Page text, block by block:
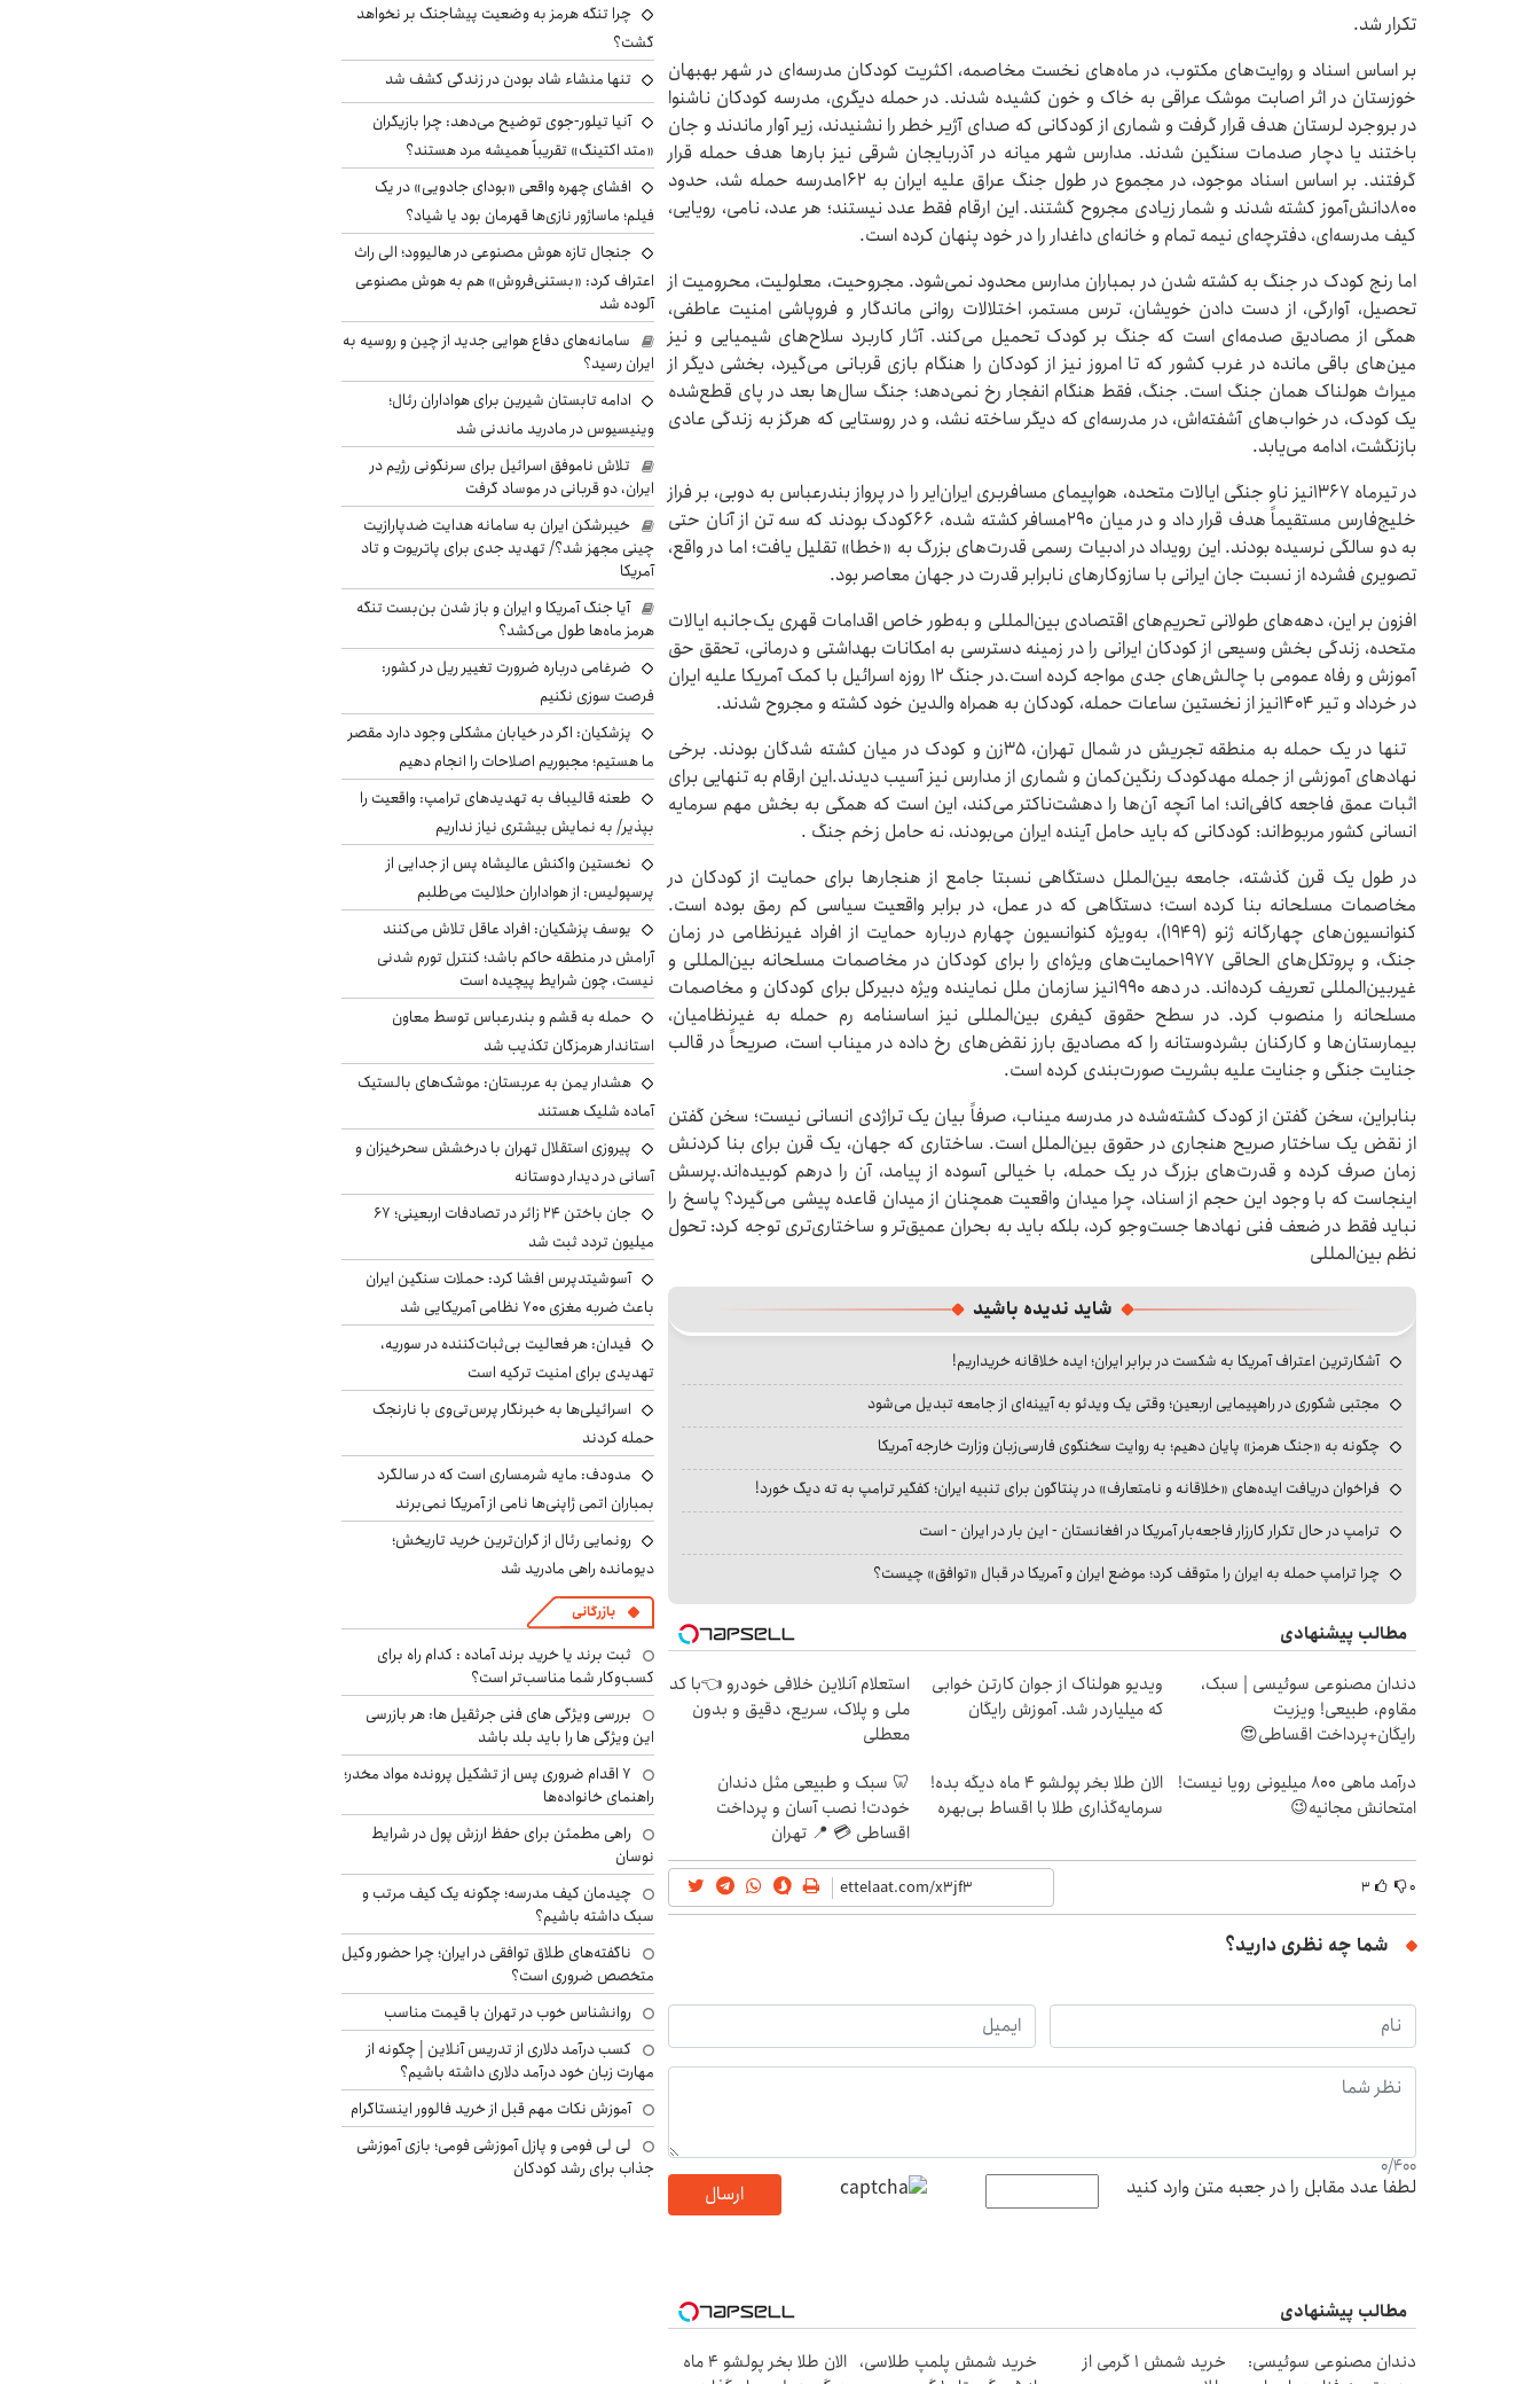
تکرار شد.
بر اساس اسناد و روایت‌های مکتوب، در ماه‌های نخست مخاصمه، اکثریت کودکان مدرسه‌ای در شهر بهبهان
خوزستان در اثر اصابت موشک عراقی به خاک و خون کشیده شدند. در حمله دیگری، مدرسه کودکان ناشنوا
در بروجرد لرستان هدف قرار گرفت و شماری از کودکانی که صدای آژیر خطر را نشنیدند، زیر آوار ماندند و جان
باختند یا دچار صدمات سنگین شدند. مدارس شهر میانه در آذربایجان شرقی نیز بارها هدف حمله قرار
گرفتند. بر اساس اسناد موجود، در مجموع در طول جنگ عراق علیه ایران به ۱۶۲مدرسه حمله شد، حدود
۸۰۰دانش‌آموز کشته شدند و شمار زیادی مجروح گشتند. این ارقام فقط عدد نیستند؛ هر عدد، نامی، رویایی،
کیف مدرسه‌ای، دفترچه‌ای نیمه تمام و خانه‌ای داغدار را در خود پنهان کرده است.
اما رنج کودک در جنگ به کشته شدن در بمباران مدارس محدود نمی‌شود. مجروحیت، معلولیت، محرومیت از
تحصیل، آوارگی، از دست دادن خویشان، ترس مستمر، اختلالات روانی ماندگار و فروپاشی امنیت عاطفی،
همگی از مصادیق صدمه‌ای است که جنگ بر کودک تحمیل می‌کند. آثار کاربرد سلاح‌های شیمیایی و نیز
مین‌های باقی مانده در غرب کشور که تا امروز نیز از کودکان را هنگام بازی قربانی می‌گیرد، بخشی دیگر از
میراث هولناک همان جنگ است. جنگ، فقط هنگام انفجار رخ نمی‌دهد؛ جنگ سال‌ها بعد در پای قطع‌شده
یک کودک، در خواب‌های آشفته‌اش، در مدرسه‌ای که دیگر ساخته نشد، و در روستایی که هرگز به زندگی عادی
بازنگشت، ادامه می‌یابد.
در تیرماه ۱۳۶۷نیز ناو جنگی ایالات متحده، هواپیمای مسافربری ایران‌ایر را در پرواز بندرعباس به دوبی، بر فراز
خلیج‌فارس مستقیماً هدف قرار داد و در میان ۲۹۰مسافر کشته شده، ۶۶کودک بودند که سه تن از آنان حتی
به دو سالگی نرسیده بودند. این رویداد در ادبیات رسمی قدرت‌های بزرگ به «خطا» تقلیل یافت؛ اما در واقع،
تصویری فشرده از نسبت جان ایرانی با سازوکارهای نابرابر قدرت در جهان معاصر بود.
افزون بر این، دهه‌های طولانی تحریم‌های اقتصادی بین‌المللی و به‌طور خاص اقدامات قهری یک‌جانبه ایالات
متحده، زندگی بخش وسیعی از کودکان ایرانی را در زمینه دسترسی به امکانات بهداشتی و درمانی، تحقق حق
آموزش و رفاه عمومی با چالش‌های جدی مواجه کرده است.در جنگ ۱۲ روزه اسرائیل با کمک آمریکا علیه ایران
در خرداد و تیر ۱۴۰۴نیز از نخستین ساعات حمله، کودکان به همراه والدین خود کشته و مجروح شدند.
تنها در یک حمله به منطقه تجریش در شمال تهران، ۳۵زن و کودک در میان کشته شدگان بودند. برخی
نهادهای آموزشی از جمله مهدکودک رنگین‌کمان و شماری از مدارس نیز آسیب دیدند.این ارقام به تنهایی برای
اثبات عمق فاجعه کافی‌اند؛ اما آنچه آن‌ها را دهشت‌ناکتر می‌کند، این است که همگی به بخش مهم سرمایه
انسانی کشور مربوط‌اند: کودکانی که باید حامل آینده ایران می‌بودند، نه حامل زخم جنگ .
در طول یک قرن گذشته، جامعه بین‌الملل دستگاهی نسبتا جامع از هنجارها برای حمایت از کودکان در
مخاصمات مسلحانه بنا کرده است؛ دستگاهی که در عمل، در برابر واقعیت سیاسی کم رمق بوده است.
کنوانسیون‌های چهارگانه ژنو (۱۹۴۹)، به‌ویژه کنوانسیون چهارم درباره حمایت از افراد غیرنظامی در زمان
جنگ، و پروتکل‌های الحاقی ۱۹۷۷حمایت‌های ویژه‌ای را برای کودکان در مخاصمات مسلحانه بین‌المللی و
غیربین‌المللی تعریف کرده‌اند. در دهه ۱۹۹۰نیز سازمان ملل نماینده ویژه دبیرکل برای کودکان و مخاصمات
مسلحانه را منصوب کرد. در سطح حقوق کیفری بین‌المللی نیز اساسنامه رم حمله به غیرنظامیان،
بیمارستان‌ها و کارکنان بشردوستانه را که مصادیق بارز نقض‌های رخ داده در میناب است، صریحاً در قالب
جنایت جنگی و جنایت علیه بشریت صورت‌بندی کرده است.
بنابراین، سخن گفتن از کودک کشته‌شده در مدرسه میناب، صرفاً بیان یک تراژدی انسانی نیست؛ سخن گفتن
از نقض یک ساختار صریح هنجاری در حقوق بین‌الملل است. ساختاری که جهان، یک قرن برای بنا کردنش
زمان صرف کرده و قدرت‌های بزرگ در یک حمله، با خیالی آسوده از پیامد، آن را درهم کوبیده‌اند.پرسش
اینجاست که با وجود این حجم از اسناد، چرا میدان واقعیت همچنان از میدان قاعده پیشی می‌گیرد؟ پاسخ را
نباید فقط در ضعف فنی نهادها جست‌وجو کرد، بلکه باید به بحران عمیق‌تر و ساختاری‌تری توجه کرد: تحول
نظم بین‌المللی
شاید ندیده باشید
آشکارترین اعتراف آمریکا به شکست در برابر ایران؛ ایده خلاقانه خریداریم!
مجتبی شکوری در راهپیمایی اربعین؛ وقتی یک ویدئو به آیینه‌ای از جامعه تبدیل می‌شود
چگونه به «جنگ هرمز» پایان دهیم؛ به روایت سخنگوی فارسی‌زبان وزارت خارجه آمریکا
فراخوان دریافت ایده‌های «خلاقانه و نامتعارف» در پنتاگون برای تنبیه ایران؛ کفگیر ترامپ به ته دیگ خورد!
ترامپ در حال تکرار کارزار فاجعه‌بار آمریکا در افغانستان - این بار در ایران - است
چرا ترامپ حمله به ایران را متوقف کرد؛ موضع ایران و آمریکا در قبال «توافق» چیست؟
مطالب پیشنهادی
دندان مصنوعی سوئیسی | سبک،
مقاوم، طبیعی! ویزیت
رایگان+پرداخت اقساطی😍
ویدیو هولناک از جوان کارتن خوابی
که میلیاردر شد. آموزش رایگان
استعلام آنلاین خلافی خودرو 👈با کد
ملی و پلاک، سریع، دقیق و بدون
معطلی
درآمد ماهی 800 میلیونی رویا نیست!
امتحانش مجانیه😉
الان طلا بخر پولشو 4 ماه دیگه بده!
سرمایه‌گذاری طلا با اقساط بی‌بهره
🦷 سبک و طبیعی مثل دندان
خودت! نصب آسان و پرداخت
اقساطی 💳 📍 تهران
۰ ۳
شما چه نظری دارید؟
0/400
لطفا عدد مقابل را در جعبه متن وارد کنید ارسال
مطالب پیشنهادی
دندان مصنوعی سوئیسی:
خرید شمش 1 گرمی از
خرید شمش پلمپ طلاسی،
الان طلا بخر پولشو 4 ماه
چرا تنگه هرمز به وضعیت پیشاجنگ بر نخواهد
گشت؟
تنها منشاء شاد بودن در زندگی کشف شد
آنیا تیلور-جوی توضیح می‌دهد: چرا بازیگران
«متد اکتینگ» تقریباً همیشه مرد هستند؟
افشای چهره واقعی «بودای جادویی» در یک
فیلم؛ ماساژور نازی‌ها قهرمان بود یا شیاد؟
جنجال تازه هوش مصنوعی در هالیوود؛ الی راث
اعتراف کرد: «بستنی‌فروش» هم به هوش مصنوعی
آلوده شد
سامانه‌های دفاع هوایی جدید از چین و روسیه به
ایران رسید؟
ادامه تابستان شیرین برای هواداران رئال؛
وینیسیوس در مادرید ماندنی شد
تلاش ناموفق اسرائیل برای سرنگونی رژیم در
ایران، دو قربانی در موساد گرفت
خیبرشکن ایران به سامانه هدایت ضدپارازیت
چینی مجهز شد؟/ تهدید جدی برای پاتریوت و تاد
آمریکا
آیا جنگ آمریکا و ایران و باز شدن بن‌بست تنگه
هرمز ماه‌ها طول می‌کشد؟
ضرغامی درباره ضرورت تغییر ریل در کشور:
فرصت سوزی نکنیم
پزشکیان: اگر در خیابان مشکلی وجود دارد مقصر
ما هستیم؛ مجبوریم اصلاحات را انجام دهیم
طعنه قالیباف به تهدیدهای ترامپ: واقعیت را
بپذیر/ به نمایش بیشتری نیاز نداریم
نخستین واکنش عالیشاه پس از جدایی از
پرسپولیس: از هواداران حلالیت می‌طلبم
یوسف پزشکیان: افراد عاقل تلاش می‌کنند
آرامش در منطقه حاکم باشد؛ کنترل تورم شدنی
نیست، چون شرایط پیچیده است
حمله به قشم و بندرعباس توسط معاون
استاندار هرمزگان تکذیب شد
هشدار یمن به عربستان: موشک‌های بالستیک
آماده شلیک هستند
پیروزی استقلال تهران با درخشش سحرخیزان و
آسانی در دیدار دوستانه
جان باختن ۲۴ زائر در تصادفات اربعینی؛ ۶۷
میلیون تردد ثبت شد
آسوشیتدپرس افشا کرد: حملات سنگین ایران
باعث ضربه مغزی ۷۰۰ نظامی آمریکایی شد
فیدان: هر فعالیت بی‌ثبات‌کننده در سوریه،
تهدیدی برای امنیت ترکیه است
اسرائیلی‌ها به خبرنگار پرس‌تی‌وی با نارنجک
حمله کردند
مدودف: مایه شرمساری است که در سالگرد
بمباران اتمی ژاپنی‌ها نامی از آمریکا نمی‌برند
رونمایی رئال از گران‌ترین خرید تاریخش؛
دیومانده راهی مادرید شد
بازرگانی
ثبت برند یا خرید برند آماده : کدام راه برای
کسب‌وکار شما مناسب‌تر است؟
بررسی ویژگی های فنی جرثقیل ها: هر بازرسی
این ویژگی ها را باید بلد باشد
۷ اقدام ضروری پس از تشکیل پرونده مواد مخدر؛
راهنمای خانواده‌ها
راهی مطمئن برای حفظ ارزش پول در شرایط
نوسان
چیدمان کیف مدرسه؛ چگونه یک کیف مرتب و
سبک داشته باشیم؟
ناگفته‌های طلاق توافقی در ایران؛ چرا حضور وکیل
متخصص ضروری است؟
روانشناس خوب در تهران با قیمت مناسب
کسب درآمد دلاری از تدریس آنلاین | چگونه از
مهارت زبان خود درآمد دلاری داشته باشیم؟
آموزش نکات مهم قبل از خرید فالوور اینستاگرام
لی لی فومی و پازل آموزشی فومی؛ بازی آموزشی
جذاب برای رشد کودکان